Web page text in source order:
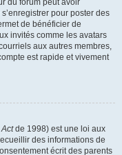
du forum peut avoir
pour poster des
de bénéficier de
invités comme les avatars
aux autres membres,
est rapide et vivement
de 1998) est une loi aux
des informations de
écrit des parents